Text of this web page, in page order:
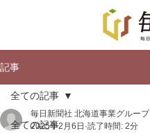
記事
全ての記事
全ての記事
毎日新聞社 北海道事業グループ
2025年2月6日 読了時間: 2分